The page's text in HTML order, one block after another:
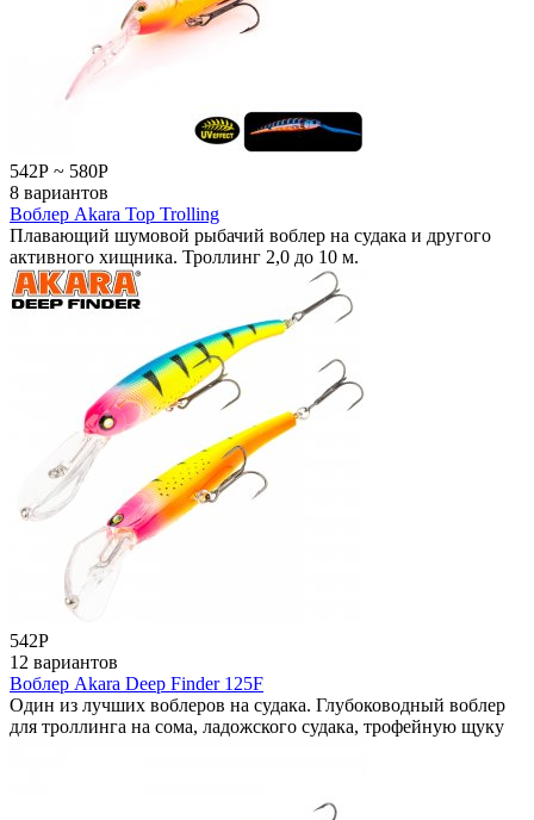
542Р ~ 580Р
8 вариантов
Воблер Akara Top Trolling
Плавающий шумовой рыбачий воблер на судака и другого
активного хищника. Троллинг 2,0 до 10 м.
542Р
12 вариантов
Воблер Akara Deep Finder 125F
Один из лучших воблеров на судака. Глубоководный воблер
для троллинга на сома, ладожского судака, трофейную щуку